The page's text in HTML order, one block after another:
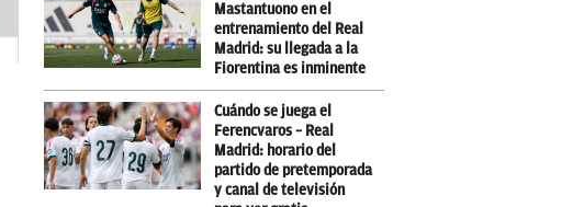
Mastantuono en el
entrenamiento del Real
Madrid: su llegada a la
Fiorentina es inminente
Cuándo se juega el
Ferencvaros – Real
Madrid: horario del
partido de pretemporada
y canal de televisión